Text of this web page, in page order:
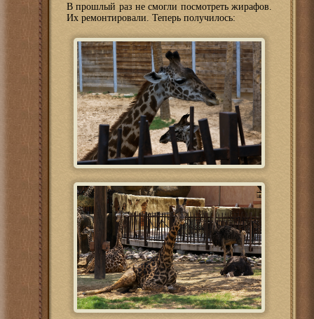
В прошлый раз не смогли посмотреть жирафов.
Их ремонтировали. Теперь получилось: